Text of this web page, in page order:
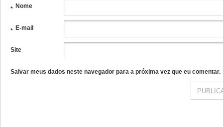
Nome
*
E-mail
*
Site
Salvar meus dados neste navegador para a próxima vez que eu comentar.